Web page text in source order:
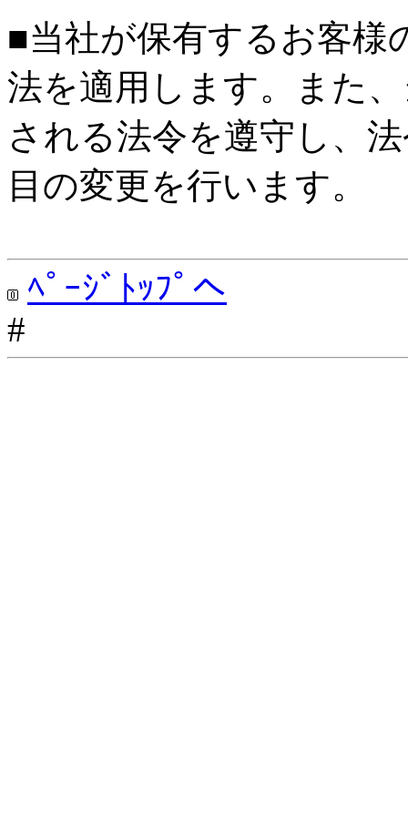
■当社が保有するお客様
法を適用します。また
される法令を遵守し、
目の変更を行います。
ﾍﾟｰｼﾞﾄｯﾌﾟへ
#